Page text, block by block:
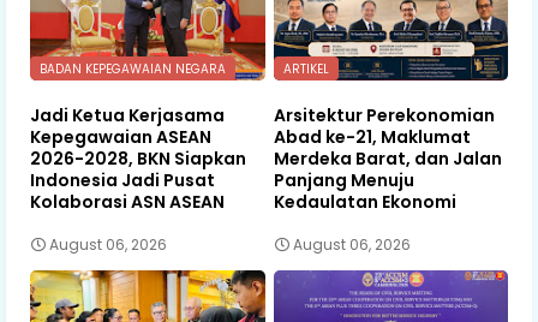
BADAN KEPEGAWAIAN NEGARA
Jadi Ketua Kerjasama
Kepegawaian ASEAN
2026-2028, BKN Siapkan
Indonesia Jadi Pusat
Kolaborasi ASN ASEAN
August 06, 2026
ARTIKEL
Arsitektur Perekonomian
Abad ke-21, Maklumat
Merdeka Barat, dan Jalan
Panjang Menuju
Kedaulatan Ekonomi
August 06, 2026